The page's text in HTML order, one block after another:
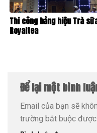
Thi công bảng hiệu Trà
Royaltea
Để lại một bình
Email của bạn sẽ
trường bắt buộc